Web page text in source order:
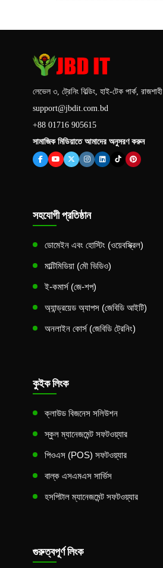
লেভেল ৩, ট্রেনিং বিল্ডিং, হাই-টেক পার্ক, রাজশাহী
support@jbdit.com.bd
+88 01716 905615
সামাজিক মিডিয়াতে আমাদের অনুসরণ করুন
সহযোগী প্রতিষ্ঠান
ডোমেইন এবং হোস্টিং (ওয়েবস্ক্রিল)
মাল্টিমিডিয়া (মৌ ভিডিও)
ই-কমার্স (জে-শপ)
অ্যান্ড্রয়েড অ্যাপস (জেবিডি আইটি)
অনলাইন কোর্স (জেবিডি ট্রেনিং)
কুইক লিংক
ক্লাউড বিজনেস সলিউশন
স্কুল ম্যানেজমেন্ট সফটওয়্যার
পিওএস (POS) সফটওয়্যার
বাল্ক এসএমএস সার্ভিস
হসপিটাল ম্যানেজমেন্ট সফটওয়্যার
গুরুত্বপূর্ণ লিংক